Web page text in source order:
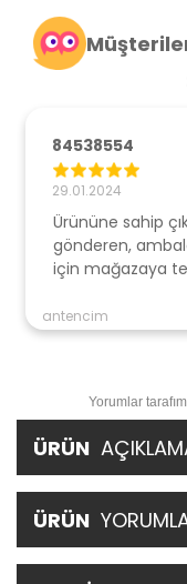
84538554
29.01.2024
Ürününe sahip
gönderen,
için mağazaya
antencim
Yorumlar
ÜRÜN
ÜRÜN